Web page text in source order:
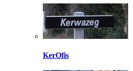
KerOfis